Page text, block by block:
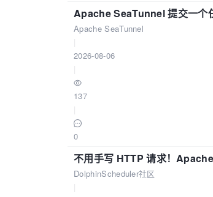
Apache SeaTunnel 提交一个
Apache SeaTunnel
2026-08-06
137
0
不用手写 HTTP 请求！
DolphinScheduler社区